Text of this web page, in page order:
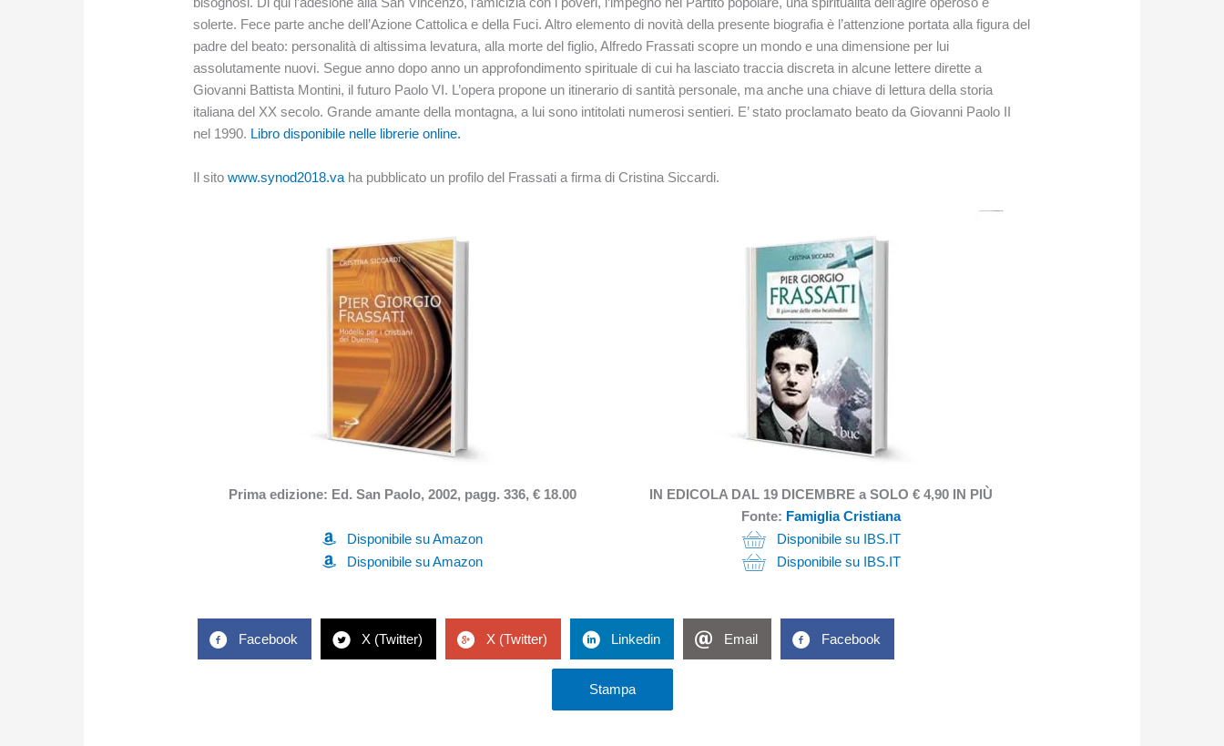
solerte. Fece parte anche dell’Azione Cattolica e della Fuci. Altro elemento di novità della presente biografia è l’attenzione portata alla figura del
padre del beato: personalità di altissima levatura, alla morte del figlio, Alfredo Frassati scopre un mondo e una dimensione per lui
assolutamente nuovi. Segue anno dopo anno un approfondimento spirituale di cui ha lasciato traccia discreta in alcune lettere dirette a
Giovanni Battista Montini, il futuro Paolo VI. L’opera propone un itinerario di santità personale, ma anche una chiave di lettura della storia
italiana del XX secolo. Grande amante della montagna, a lui sono intitolati numerosi sentieri. E’ stato proclamato beato da Giovanni Paolo II
nel 1990. Libro disponibile nelle librerie online.
Il sitowww.synod2018.va ha pubblicato un profilo del Frassati a firma di Cristina Siccardi.
Prima edizione: Ed. San Paolo, 2002, pagg. 336, € 18.00
IN EDICOLA DAL 19 DICEMBRE a SOLO € 4,90 IN PIÙ
Fonte: Famiglia Cristiana
Disponibile su Amazon
Disponibile su IBS.IT
Disponibile su Amazon
Disponibile su IBS.IT
Facebook X (Twitter) X (Twitter) Linkedin Email Facebook
Stampa